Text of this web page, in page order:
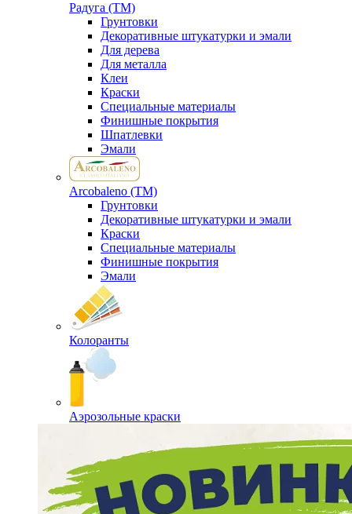
Радуга (ТМ)
Грунтовки
Декоративные штукатурки и эмали
Для дерева
Для металла
Клеи
Краски
Специальные материалы
Финишные покрытия
Шпатлевки
Эмали
Arcobaleno (ТМ)
Грунтовки
Декоративные штукатурки и эмали
Краски
Специальные материалы
Финишные покрытия
Эмали
Колоранты
Аэрозольные краски